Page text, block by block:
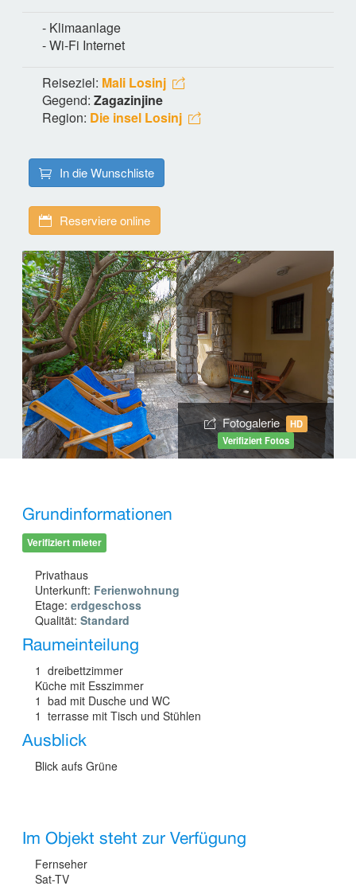
- Klimaanlage
- Wi-Fi Internet
Reiseziel: Mali Losinj
Gegend: Zagazinjine
Region: Die insel Losinj
In die Wunschliste
Reserviere online
Fotogalerie
HD
Verifiziert Fotos
Grundinformationen
Verifiziert mieter
Privathaus
Unterkunft: Ferienwohnung
Etage: erdgeschoss
Qualität: Standard
Raumeinteilung
1 dreibettzimmer
Küche mit Esszimmer
1 bad mit Dusche und WC
1 terrasse mit Tisch und Stühlen
Ausblick
Blick aufs Grüne
Im Objekt steht zur Verfügung
Fernseher
Sat-TV